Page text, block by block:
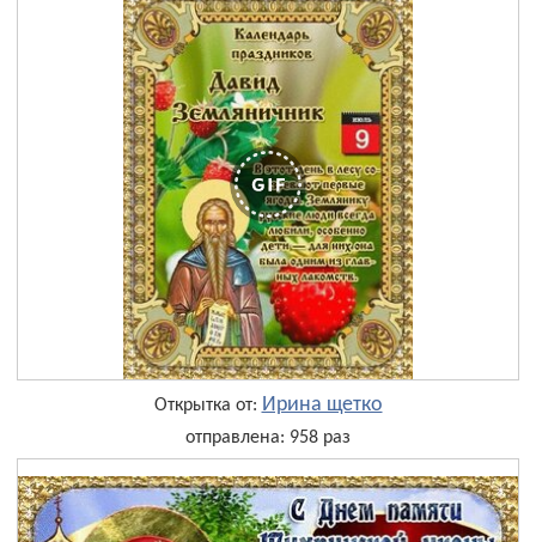
Открытка от: Ирина щетко
отправлена: 958 раз